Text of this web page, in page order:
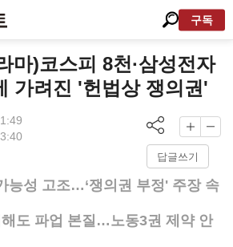
구독
마)코스피 8천·삼성전자
가려진 '헌법상 쟁의권'
답글쓰기
능성 고조…‘쟁의권 부정' 주장 속
도 파업 본질…노동3권 제약 안